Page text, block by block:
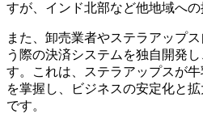
すが、インド北部など他地域への
また、 卸売業者やステラアップ
う際の決済システムを独自開発
す。これは、ステラアップスが
を掌握し、ビジネスの安定化と
です。